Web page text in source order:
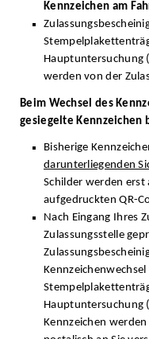
Kennzeichen am
Hauptuntersuchung
werden von der
Beim Wechsel des
gesiegelte Kennzeichen
Bisherige
darunterliegenden
Schilder werden erst
aufgedruckten QR-
Nach Eingang Ihres
Zulassungsstelle
Hauptuntersuchung
Kennzeichen